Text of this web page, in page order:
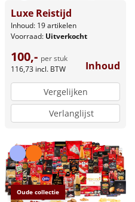
Luxe Reistijd
Inhoud: 19 artikelen
Voorraad: Uitverkocht
100,- per stuk
116,73 incl. BTW Inhoud
Vergelijken
Verlanglijst
Oude collectie